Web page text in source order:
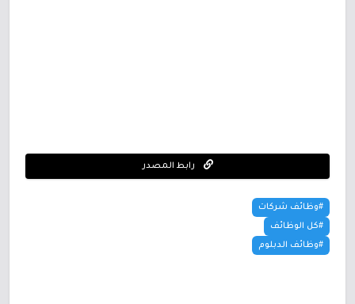
رابط المصدر
#وظائف شركات
#كل الوظائف
#وظائف الدبلوم